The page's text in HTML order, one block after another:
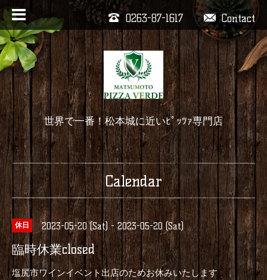
Contact
0263-87-1617
世界で一番！松本城に近いﾋﾟｯﾂｧ専門店
Calendar
休日 2023-05-20 (Sat) - 2023-05-20 (Sat)
臨時休業closed
塩尻市ワインイベント出店のためお休みいたします